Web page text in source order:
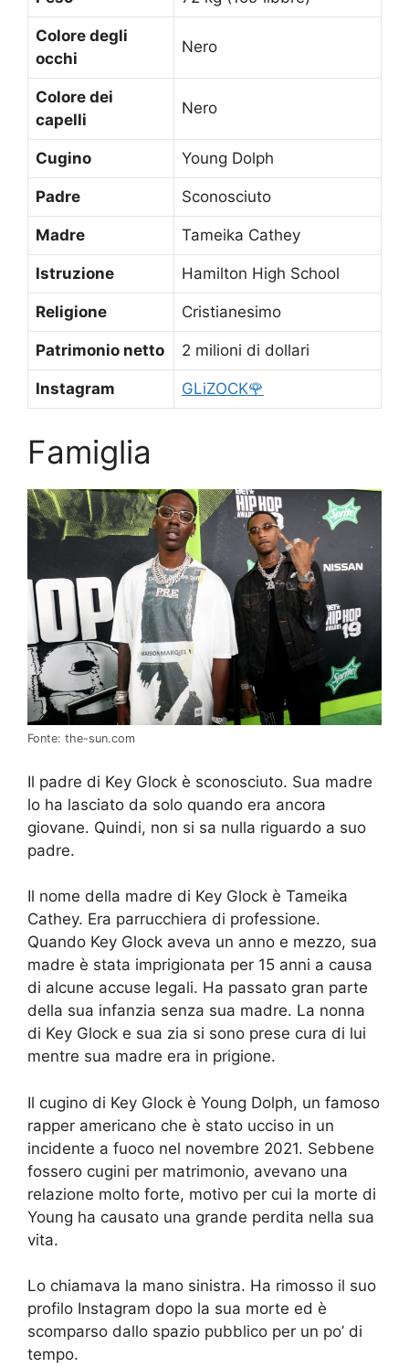
Colore degli
occhi
Nero
Colore dei
capelli
Nero
Cugino Young Dolph
Padre Sconosciuto
Madre Tameika Cathey
Istruzione Hamilton High School
Religione Cristianesimo
Patrimonio netto 2 milioni di dollari
Instagram GLiZOCK🌹
Famiglia
Fonte: the-sun.com
Il padre di Key Glock è sconosciuto. Sua madre
lo ha lasciato da solo quando era ancora
giovane. Quindi, non si sa nulla riguardo a suo
padre.
Il nome della madre di Key Glock è Tameika
Cathey. Era parrucchiera di professione.
Quando Key Glock aveva un anno e mezzo, sua
madre è stata imprigionata per 15 anni a causa
di alcune accuse legali. Ha passato gran parte
della sua infanzia senza sua madre. La nonna
di Key Glock e sua zia si sono prese cura di lui
mentre sua madre era in prigione.
Il cugino di Key Glock è Young Dolph, un famoso
rapper americano che è stato ucciso in un
incidente a fuoco nel novembre 2021. Sebbene
fossero cugini per matrimonio, avevano una
relazione molto forte, motivo per cui la morte di
Young ha causato una grande perdita nella sua
vita.
Lo chiamava la mano sinistra. Ha rimosso il suo
profilo Instagram dopo la sua morte ed è
scomparso dallo spazio pubblico per un po’ di
tempo.